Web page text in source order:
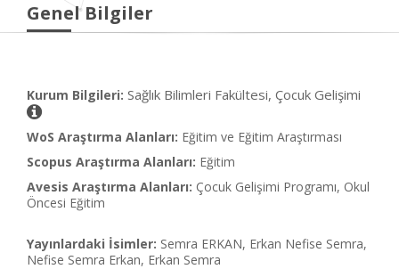
Genel Bilgiler
Kurum Bilgileri: Sağlık Bilimleri Fakültesi, Çocuk Gelişimi
WoS Araştırma Alanları: Eğitim ve Eğitim Araştırması
Scopus Araştırma Alanları: Eğitim
Avesis Araştırma Alanları: Çocuk Gelişimi Programı, Okul
Öncesi Eğitim
Yayınlardaki İsimler: Semra ERKAN, Erkan Nefise Semra,
Nefise Semra Erkan, Erkan Semra